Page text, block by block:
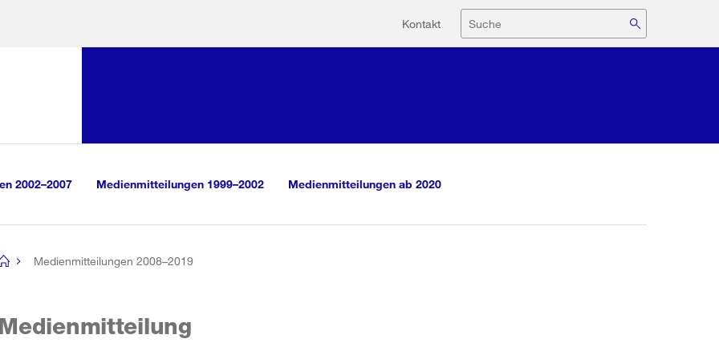
Hilfsnavigation
Kontakt Suche
2002–2007 Medienmitteilungen 1999–2002 Medienmitteilungen ab 2020
Medienmitteilungen 2008–2019